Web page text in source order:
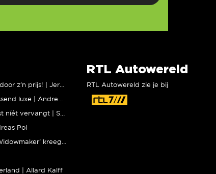
Pol
| Allard Kalff
RTL Autowereld
RTL Autowereld zie je bij